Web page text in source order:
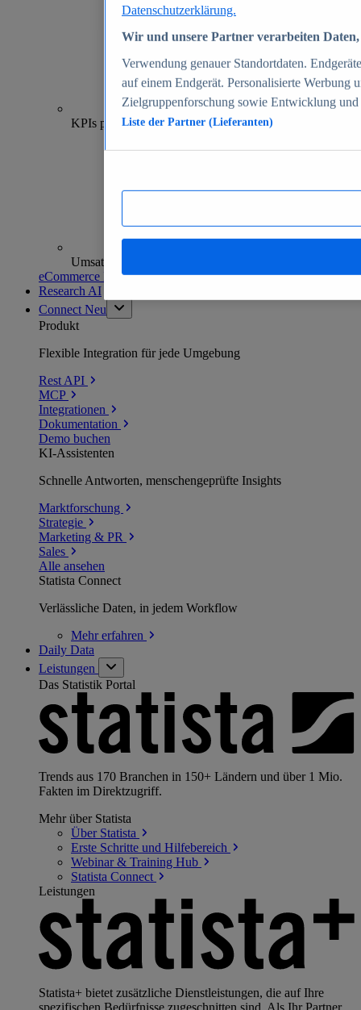
70+
KPIs pro Shop
Umsatzanalysen und -prognosen
eCommerce Insights entdecken
Research AI
Connect Neu
Produkt
Flexible Integration für jede Umgebung
Rest API
MCP
Integrationen
Dokumentation
Demo buchen
KI-Assistenten
Schnelle Antworten, menschengeprüfte Insights
Marktforschung
Strategie
Marketing & PR
Sales
Alle ansehen
Statista Connect
Verlässliche Daten, in jedem Workflow
Mehrerfahren
Daily Data
Leistungen
Das Statistik Portal
Trends aus 170 Branchen in 150+ Ländern und über 1 Mio.
Fakten im Direktzugriff.
Mehr über Statista
Über Statista
Erste Schritte und Hilfebereich
Webinar & Training Hub
Statista Connect
Leistungen
Statista+ bietet zusätzliche Dienstleistungen, die auf Ihre
spezifischen Bedürfnisse zugeschnitten sind. Als Ihr Partner
Datenschutzerklärung.
Wir und unsere Partner verarbeiten
Verwendung genauer Standortdaten.
auf einem Endgerät. Personalisierte Werbung
Zielgruppenforschung sowie Entwicklung
Liste der Partner (Lieferanten)